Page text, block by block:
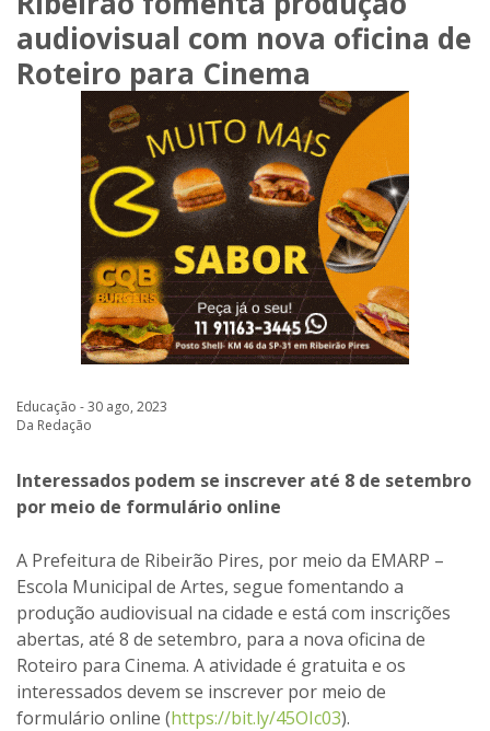
audiovisual com nova oficina de
Roteiro para Cinema
Educação - 30 ago, 2023
Da Redação
Interessados podem se inscrever até 8 de setembro
por meio de formulário online
A Prefeitura de Ribeirão Pires, por meio da EMARP –
Escola Municipal de Artes, segue fomentando a
produção audiovisual na cidade e está com inscrições
abertas, até 8 de setembro, para a nova oficina de
Roteiro para Cinema. A atividade é gratuita e os
interessados devem se inscrever por meio de
formulário online (https://bit.ly/45OIc03).